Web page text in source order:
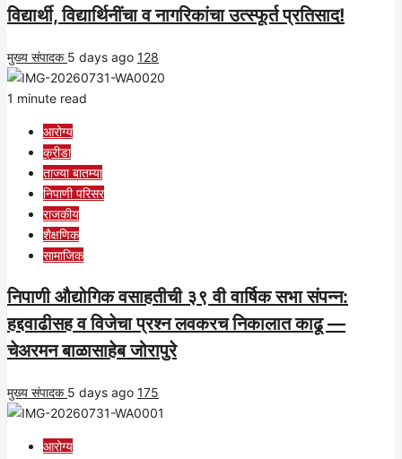
विद्यार्थी, विद्यार्थिनींचा व नागरिकांचा उत्स्फूर्त प्रतिसाद!
मुख्य संपादक 5 days ago 128
1 minute read
आरोग्य
क्रीडा
ताज्या बातम्या
निपाणी परिसर
राजकीय
शैक्षणिक
सामाजिक
निपाणी औद्योगिक वसाहतीची ३९ वी वार्षिक सभा संपन्न:
हद्दवाढीसह व विजेचा प्रश्न लवकरच निकालात काढू —
चेअरमन बाळासाहेब जोरापुरे
मुख्य संपादक 5 days ago 175
आरोग्य